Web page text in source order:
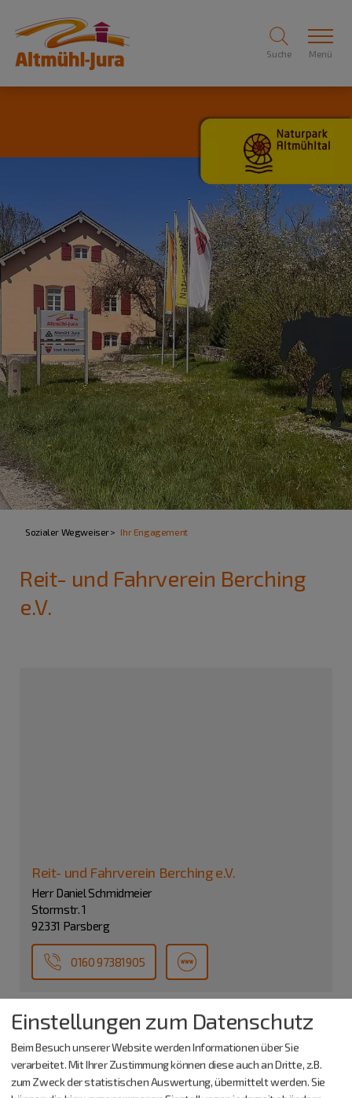
Suche Menü
Sozialer Wegweiser Ihr Engagement
Reit- und Fahrverein Berching
e.V.
Reit- und Fahrverein Berching e.V.
Herr Daniel Schmidmeier
Stormstr. 1
92331 Parsberg
0160 97381905
Einstellungen zum Datenschutz
Beim Besuch unserer Website werden Informationen über Sie
verarbeitet. Mit Ihrer Zustimmung können diese auch an Dritte, z.B.
zum Zweck der statistischen Auswertung, übermittelt werden. Sie